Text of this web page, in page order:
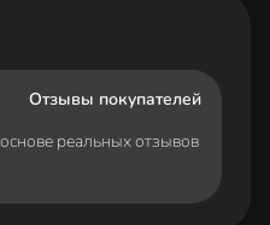
Отзывы покупателей
реальных отзывов